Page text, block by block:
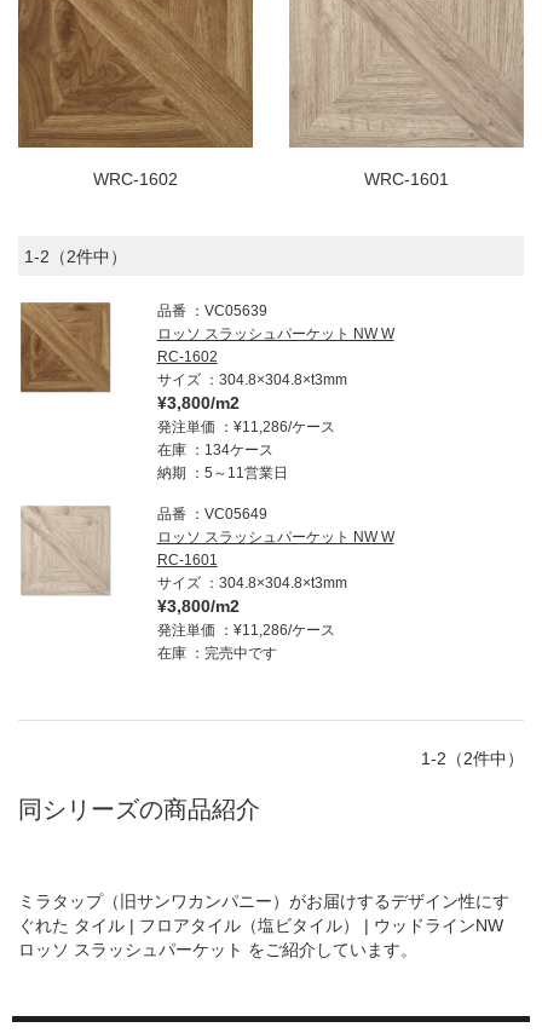
WRC-1602 WRC-1601
1-2（2件中）
品番
VC05639
ロッソ スラッシュパーケット NW W
RC-1602
サイズ
304.8×304.8×t3mm
¥3,800/m2
発注単価
¥11,286/ケース
在庫
134ケース
納期
5～11営業日
品番
VC05649
ロッソ スラッシュパーケット NW W
RC-1601
サイズ
304.8×304.8×t3mm
¥3,800/m2
発注単価
¥11,286/ケース
在庫
完売中です
1-2（2件中）
同シリーズの商品紹介
ミラタップ（旧サンワカンパニー）がお届けするデザイン性にす
ぐれた タイル | フロアタイル（塩ビタイル） | ウッドラインNW
ロッソ スラッシュパーケット をご紹介しています。